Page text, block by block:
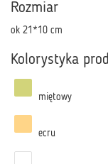
Rozmiar
ok 21*10 cm
Kolorystyka
miętowy
ecru